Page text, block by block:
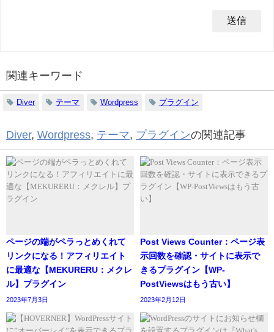
関連キーワード
Diver テーマ Wordpress プラグイン
Diver, Wordpress, テーマ, プラグインの関連記事
ページの端がペラっとめくれて
リンクになる！アフィリエイト
に最適な【MEKURERU：メクレ
ル】プラグイン
2023年7月3日
Post Views Counter：ページ表
示回数を確認・サイトに表示で
きるプラグイン【WP-
PostViewsはもう古い】
2023年2月12日